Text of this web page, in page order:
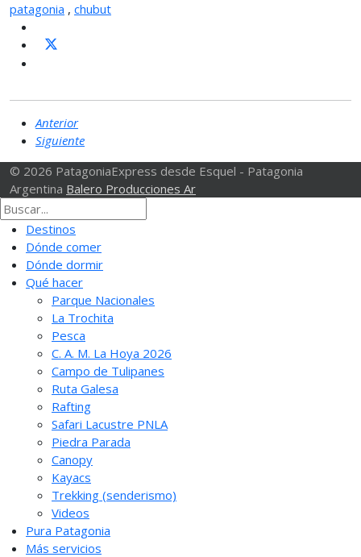
patagonia , chubut
Anterior
Siguiente
© 2026 PatagoniaExpress desde Esquel - Patagonia
Argentina Balero Producciones Ar
Destinos
Dónde comer
Dónde dormir
Qué hacer
Parque Nacionales
La Trochita
Pesca
C. A. M. La Hoya 2026
Campo de Tulipanes
Ruta Galesa
Rafting
Safari Lacustre PNLA
Piedra Parada
Canopy
Kayacs
Trekking (senderismo)
Videos
Pura Patagonia
Más servicios